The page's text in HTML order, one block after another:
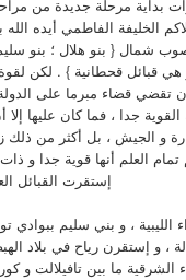
بداية مرحلة جديدة من
الخليفة الفاطمي أيده
شمال { بنو هلال ؛ بنو سليم
تقضي قضاء مبرما على
جدا ، فما كان عليها
و الجيش ، بل أكثر من ذلك
إستقرت القبائل
الليبية ، و بني سليم
، و إستقرن رياح في بلاد